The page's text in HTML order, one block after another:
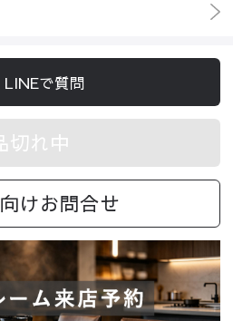
LINEで質問
切れ中
けお問合せ